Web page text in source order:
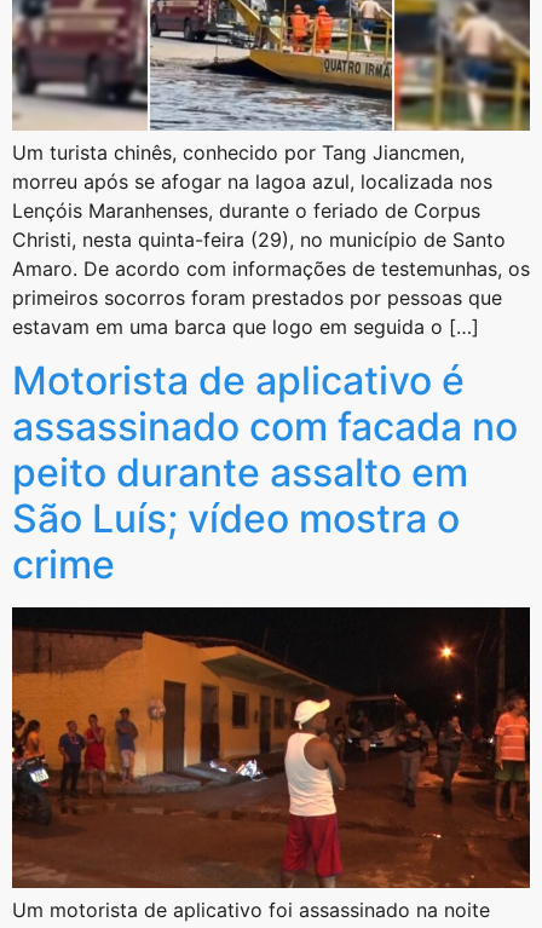
Um turista chinês, conhecido por Tang Jiancmen,
morreu após se afogar na lagoa azul, localizada nos
Lençóis Maranhenses, durante o feriado de Corpus
Christi, nesta quinta-feira (29), no município de Santo
Amaro. De acordo com informações de testemunhas, os
primeiros socorros foram prestados por pessoas que
estavam em uma barca que logo em seguida o […]
Motorista de aplicativo é
assassinado com facada no
peito durante assalto em
São Luís; vídeo mostra o
crime
Um motorista de aplicativo foi assassinado na noite